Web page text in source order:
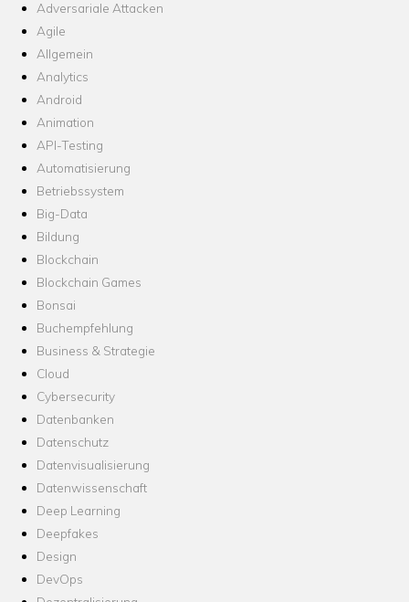
Adversariale Attacken
Agile
Allgemein
Analytics
Android
Animation
API-Testing
Automatisierung
Betriebssystem
Big-Data
Bildung
Blockchain
Blockchain Games
Bonsai
Buchempfehlung
Business & Strategie
Cloud
Cybersecurity
Datenbanken
Datenschutz
Datenvisualisierung
Datenwissenschaft
Deep Learning
Deepfakes
Design
DevOps